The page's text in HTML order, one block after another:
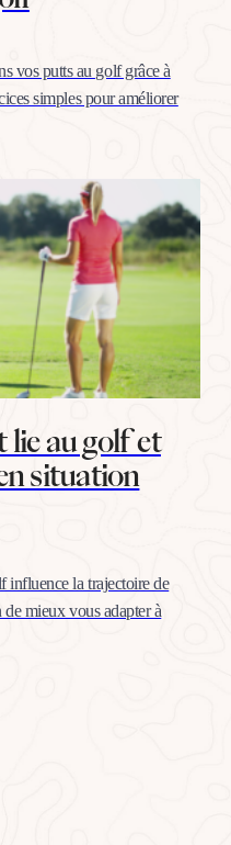
vos putts au golf grâce à
simples pour améliorer
lie au golf et
situation
influence la trajectoire de
de mieux vous adapter à